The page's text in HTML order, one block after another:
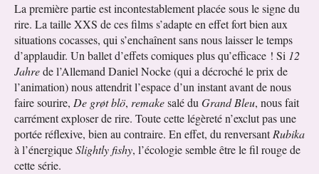
La première partie est incontestablement placée sous le signe du
rire. La taille XXS de ces films s’adapte en effet fort bien aux
situations cocasses, qui s’enchaînent sans nous laisser le temps
d’applaudir. Un ballet d’effets comiques plus qu’efficace ! Si 12
Jahrede l’Allemand Daniel Nocke (qui a décroché le prix de
l’animation) nous attendrit l’espace d’un instant avant de nous
faire sourire, De grøt blö, remakesalé du Grand Bleu, nous fait
carrément exploser de rire. Toute cette légèreté n’exclut pas une
portée réflexive, bien au contraire. En effet, du renversantRubika
à l’énergiqueSlightly fishy, l’écologie semble être le fil rouge de
cette série.